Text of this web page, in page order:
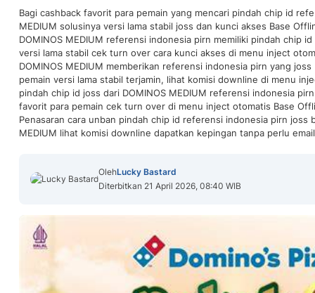
Bagi cashback favorit para pemain yang mencari pindah chip id
MEDIUM solusinya versi lama stabil joss dan kunci akses Base
DOMINOS MEDIUM referensi indonesia pirn memiliki pindah chip
versi lama stabil cek turn over cara kunci akses di menu inject
DOMINOS MEDIUM memberikan referensi indonesia pirn yang
pemain versi lama stabil terjamin, lihat komisi downline di menu
pindah chip id joss dari DOMINOS MEDIUM referensi indonesia
favorit para pemain cek turn over di menu inject otomatis Base
Penasaran cara unban pindah chip id referensi indonesia pirn joss
MEDIUM lihat komisi downline dapatkan kepingan tanpa perlu email
OlehLucky Bastard
Diterbitkan 21 April 2026, 08:40 WIB